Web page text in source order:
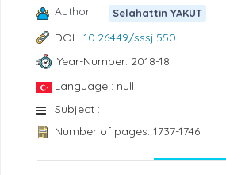
Author : - Selahattin YAKUT
DOI : 10.26449/sssj.550
Year-Number: 2018-18
Language : null
Subject :
Number of pages: 1737-1746